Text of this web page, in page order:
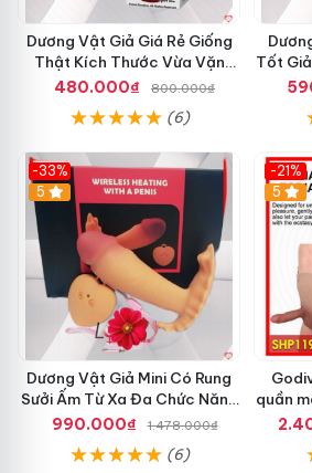
L
e
o
P
9
8
0
3
an toàn
link webđược nhân viên Thái
chăm sóc nhiệt tìnhgiao hàng , hỗ trợ
địa các ngày trong tuầngiá rẻ . Mọi
gần nhấtvui lòng liên hệ tới bộ phận
nổi tiếng , xin chân thành cảm ơn!
Dương Vật Giả Giá Rẻ Giống
Thật Kích Thước Vừa Vặn
Cảm Giác Sướng
480.000₫ 800.000₫
(6)
Tốt
-33%
5
Dương Vật Giả Mini Có Rung
Sưởi Ấm Từ Xa Đa Chức Năng
Giá Tốt
990.000₫ 1.478.000₫
(6)
-21%
5
quần